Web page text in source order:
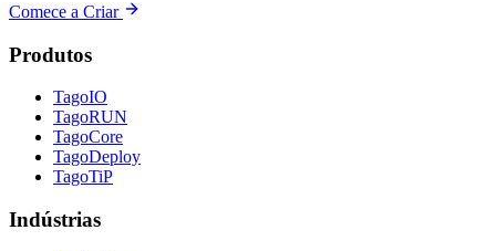
Comece a Criar
Produtos
TagoIO
TagoRUN
TagoCore
TagoDeploy
TagoTiP
Indústrias